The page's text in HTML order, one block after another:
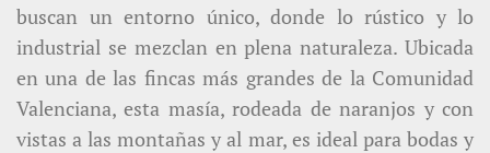
buscan un entorno único, donde lo rústico y lo
industrial se mezclan en plena naturaleza. Ubicada
en una de las fincas más grandes de la Comunidad
Valenciana, esta masía, rodeada de naranjos y con
vistas a las montañas y al mar, es ideal para bodas y